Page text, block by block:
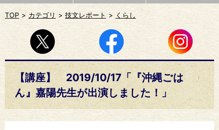
TOP カテゴリ 技文レポート くらし
【講座】 2019/10/17「『沖縄ごは
ん』嘉陽先生が出演しました！」